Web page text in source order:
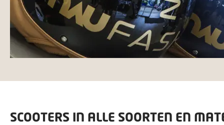
SCOOTERS IN ALLE SOORTEN EN